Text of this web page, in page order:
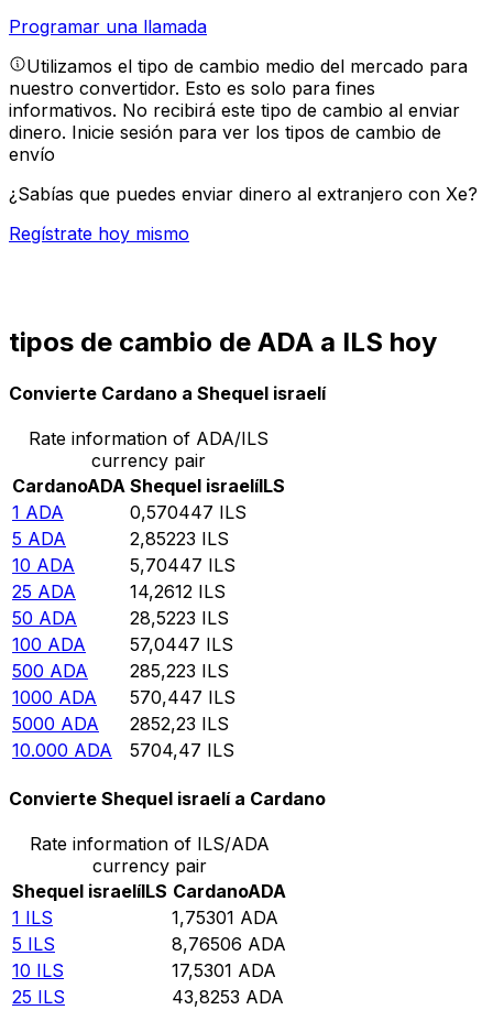
Programar una llamada
Utilizamos el tipo de cambio medio del mercado para
nuestro convertidor. Esto es solo para fines
informativos. No recibirá este tipo de cambio al enviar
dinero. Inicie sesión para ver los tipos de cambio de
envío
¿Sabías que puedes enviar dinero al extranjero con Xe?
Regístrate hoy mismo
tipos de cambio de ADA a ILS hoy
Convierte Cardano a Shequel israelí
Rate information of ADA/ILS
currency pair
CardanoADA Shequel israelíILS
1 ADA 0,570447 ILS
5 ADA 2,85223 ILS
10 ADA 5,70447 ILS
25 ADA 14,2612 ILS
50 ADA 28,5223 ILS
100 ADA 57,0447 ILS
500 ADA 285,223 ILS
1000 ADA 570,447 ILS
5000 ADA 2852,23 ILS
10.000 ADA 5704,47 ILS
Convierte Shequel israelí a Cardano
Rate information of ILS/ADA
currency pair
Shequel israelíILS CardanoADA
1 ILS 1,75301 ADA
5 ILS 8,76506 ADA
10 ILS 17,5301 ADA
25 ILS 43,8253 ADA